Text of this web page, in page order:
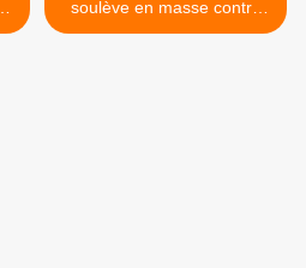
soulève en masse contre
l’austérité, par le Parti de